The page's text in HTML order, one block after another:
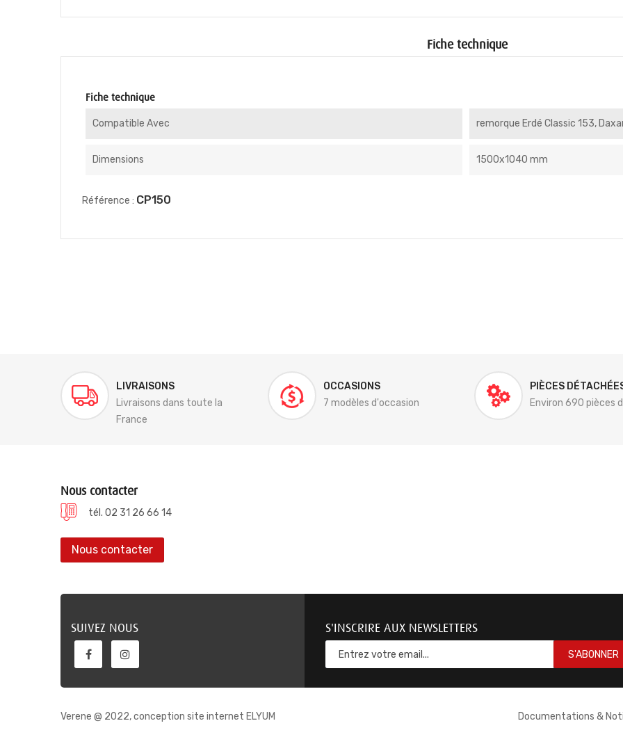
Fiche technique
Fiche technique
Compatible Avec remorque Erdé Classic 153,
Dimensions 1500x1040 mm
Référence : CP150
LIVRAISONS
Livraisons dans toute la
France
OCCASIONS
7 modèles d'occasion
PIÈCES
Environ 690 pièces
Nous contacter
tél. 02 31 26 66 14
Nous contacter
SUIVEZ NOUS S'INSCRIRE AUX NEWSLETTERS
S'ABONNER
Verene @ 2022, conception site internet ELYUM Documentations &